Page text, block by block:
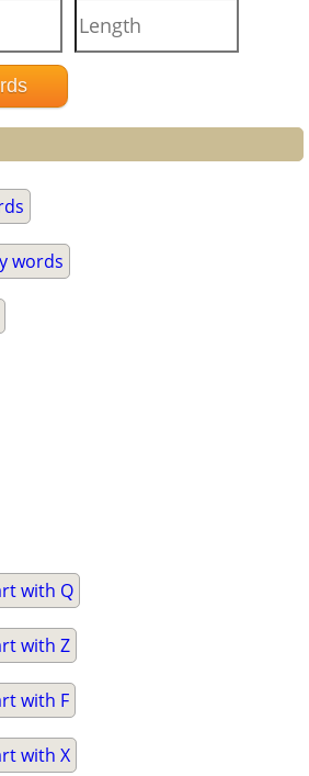
words
with Q
with Z
with F
with X